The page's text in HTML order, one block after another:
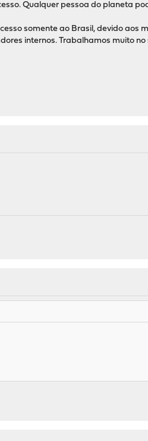
Qualquer pessoa do planeta
somente ao Brasil, devido aos
internos. Trabalhamos muito